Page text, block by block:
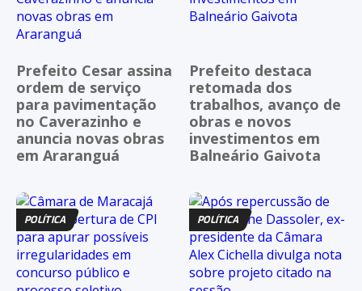
Prefeito Cesar assina
ordem de serviço
para pavimentação
no Caverazinho e
anuncia novas obras
em Araranguá
Prefeito destaca
retomada dos
trabalhos, avanço de
obras e novos
investimentos em
Balneário Gaivota
POLÍTICA POLÍTICA